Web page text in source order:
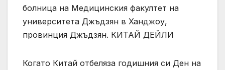
болница на Медицинския факултет на
университета Джъдзян в Ханджоу,
провинция Джъдзян. КИТАЙ ДЕЙЛИ
Когато Китай отбеляза годишния си Ден на